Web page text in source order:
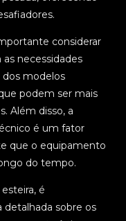
considerar
necessidades
dos modelos
podem ser mais
Além disso, a
é um fator
que o equipamento
do tempo.
é
detalhada sobre os